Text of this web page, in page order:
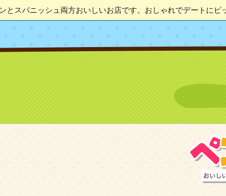
とスパニッシュ両方おいしいお店です。おしゃれでデートにピ